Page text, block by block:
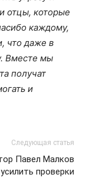
отцы, которые
каждому,
что даже в
Вместе мы
получат
и
Следующая статья
Павел Малков
проверки